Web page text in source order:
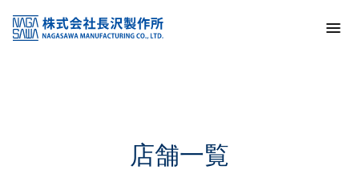
KSS加盟店・取扱店情報
店舗一覧
店舗一覧